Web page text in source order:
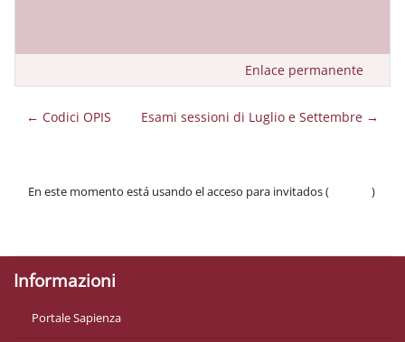
Enlace permanente
← Codici OPIS Esami sessioni di Luglio e Settembre →
En este momento está usando el acceso para invitados (
)
Informazioni
Portale Sapienza